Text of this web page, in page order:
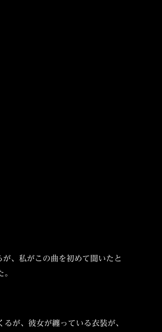
、私がこの曲を初めて聞いたと
が、彼女が纏っている衣装が、